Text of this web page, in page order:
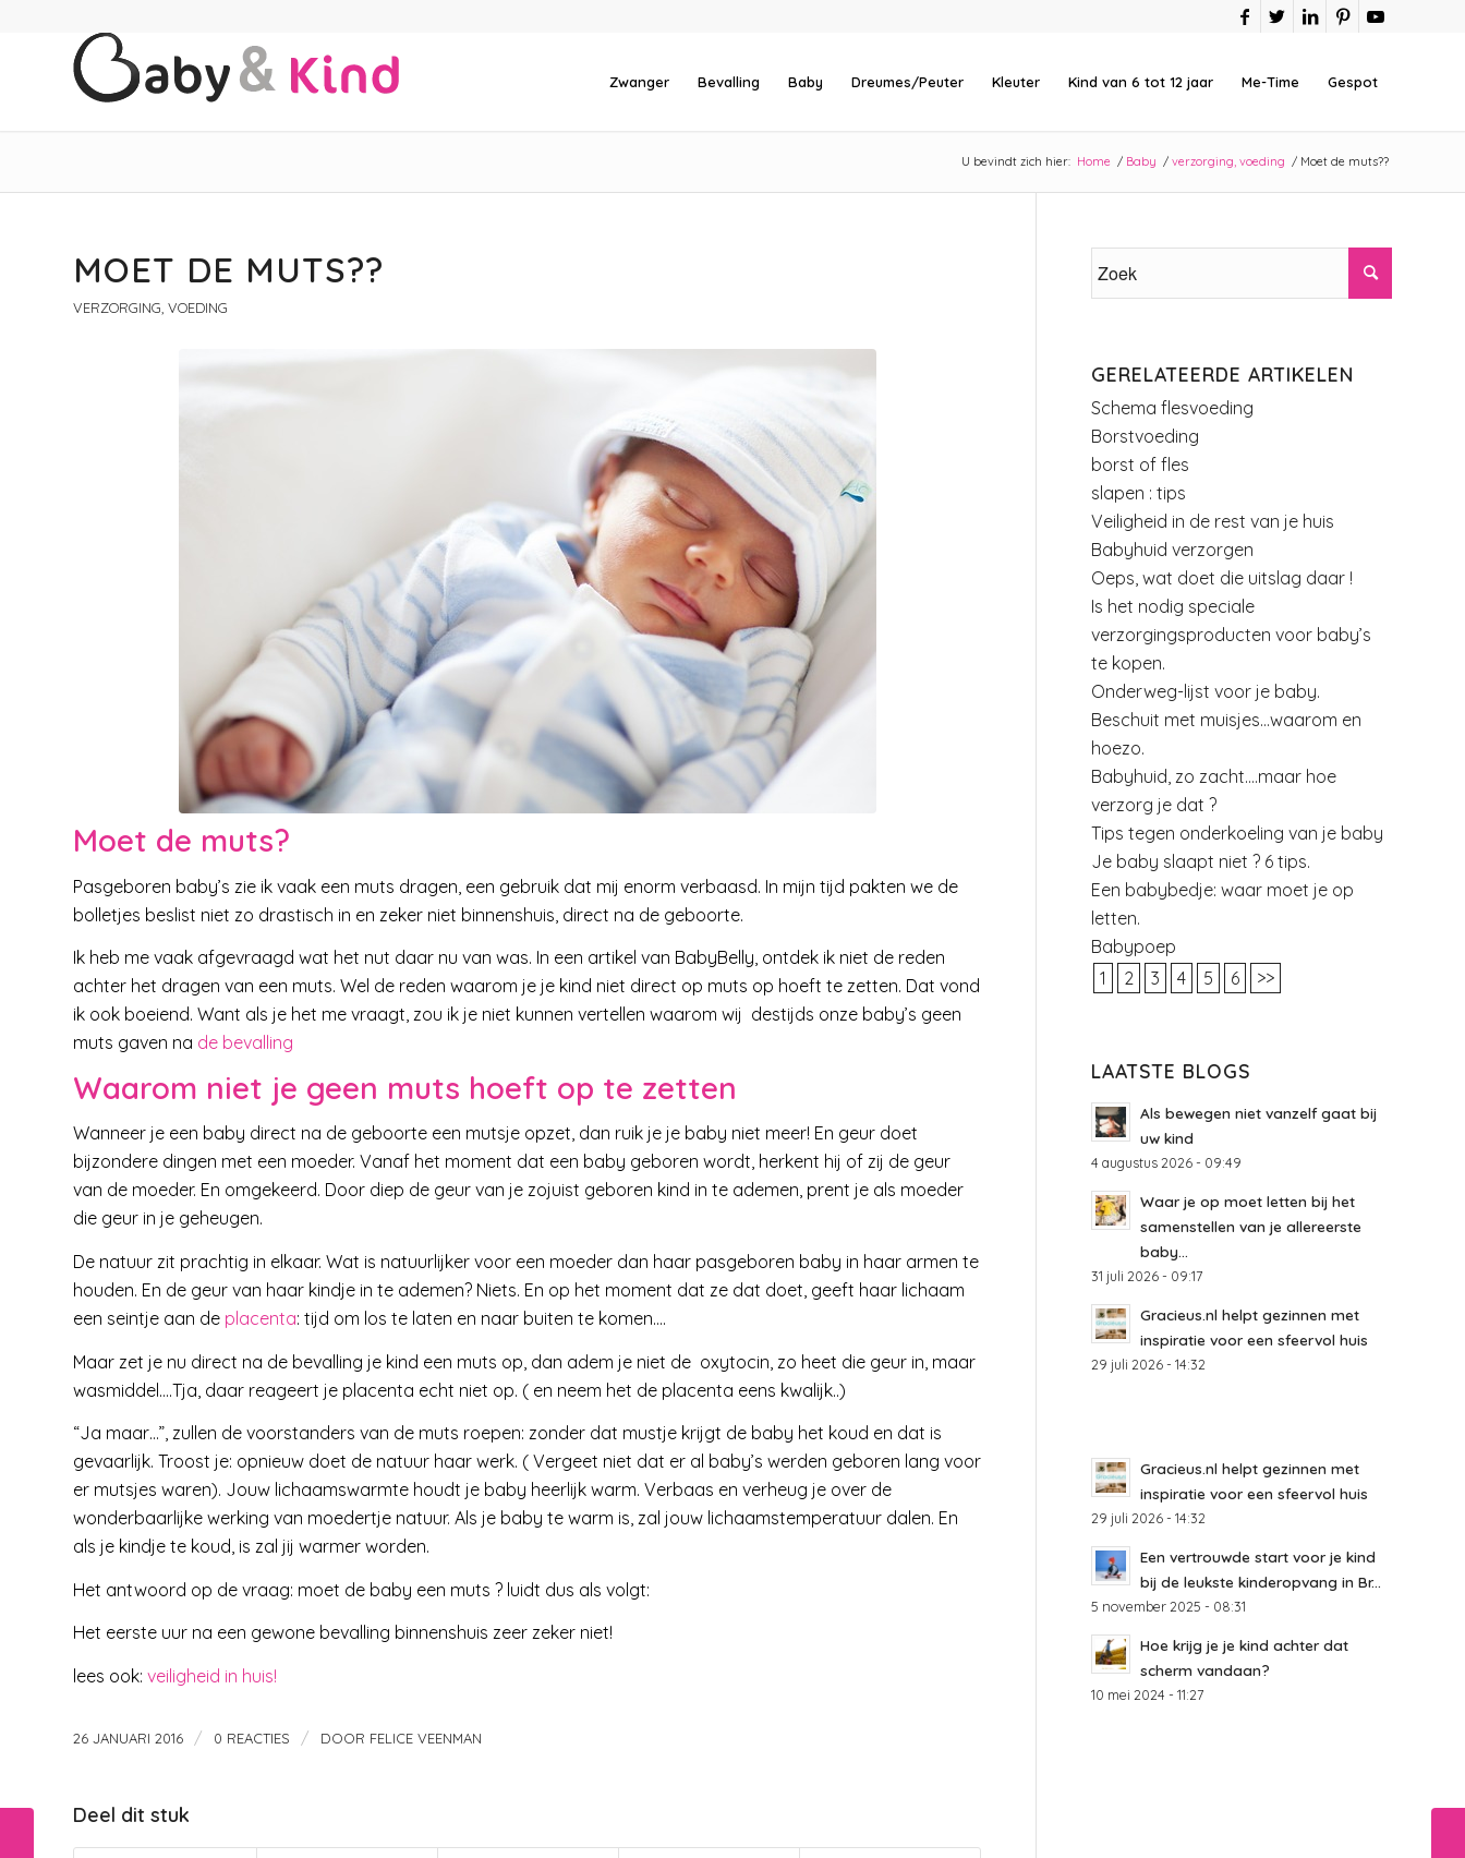
Zwanger Bevalling Baby Dreumes/Peuter Kleuter Kind van 6 tot 12 jaar Me-Time Gespot
U bevindt zich hier: Home / Baby / verzorging, voeding / Moet de muts??
MOET DE MUTS??
VERZORGING, VOEDING
Moet de muts?
Pasgeboren baby’s zie ik vaak een muts dragen, een gebruik dat mij enorm verbaasd. In mijn tijd pakten we de
bolletjes beslist niet zo drastisch in en zeker niet binnenshuis, direct na de geboorte.
Ik heb me vaak afgevraagd wat het nut daar nu van was. In een artikel van BabyBelly, ontdek ik niet de reden
achter het dragen van een muts. Wel de reden waarom je je kind niet direct op muts op hoeft te zetten. Dat vond
ik ook boeiend. Want als je het me vraagt, zou ik je niet kunnen vertellen waarom wij destijds onze baby’s geen
muts gaven na de bevalling
Waarom niet je geen muts hoeft op te zetten
Wanneer je een baby direct na de geboorte een mutsje opzet, dan ruik je je baby niet meer! En geur doet
bijzondere dingen met een moeder. Vanaf het moment dat een baby geboren wordt, herkent hij of zij de geur
van de moeder. En omgekeerd. Door diep de geur van je zojuist geboren kind in te ademen, prent je als moeder
die geur in je geheugen.
De natuur zit prachtig in elkaar. Wat is natuurlijker voor een moeder dan haar pasgeboren baby in haar armen te
houden. En de geur van haar kindje in te ademen? Niets. En op het moment dat ze dat doet, geeft haar lichaam
een seintje aan de placenta: tijd om los te laten en naar buiten te komen….
Maar zet je nu direct na de bevalling je kind een muts op, dan adem je niet de oxytocin, zo heet die geur in, maar
wasmiddel….Tja, daar reageert je placenta echt niet op. ( en neem het de placenta eens kwalijk..)
“Ja maar…”, zullen de voorstanders van de muts roepen: zonder dat mustje krijgt de baby het koud en dat is
gevaarlijk. Troost je: opnieuw doet de natuur haar werk. ( Vergeet niet dat er al baby’s werden geboren lang voor
er mutsjes waren). Jouw lichaamswarmte houdt je baby heerlijk warm. Verbaas en verheug je over de
wonderbaarlijke werking van moedertje natuur. Als je baby te warm is, zal jouw lichaamstemperatuur dalen. En
als je kindje te koud, is zal jij warmer worden.
Het antwoord op de vraag: moet de baby een muts ? luidt dus als volgt:
Het eerste uur na een gewone bevalling binnenshuis zeer zeker niet!
lees ook: veiligheid in huis!
26 JANUARI 2016 / 0 REACTIES / DOOR FELICE VEENMAN
Deel dit stuk
GERELATEERDE ARTIKELEN
Schema flesvoeding
Borstvoeding
borst of fles
slapen : tips
Veiligheid in de rest van je huis
Babyhuid verzorgen
Oeps, wat doet die uitslag daar !
Is het nodig speciale
verzorgingsproducten voor baby’s
te kopen.
Onderweg-lijst voor je baby.
Beschuit met muisjes…waarom en
hoezo.
Babyhuid, zo zacht….maar hoe
verzorg je dat ?
Tips tegen onderkoeling van je baby
Je baby slaapt niet ? 6 tips.
Een babybedje: waar moet je op
letten.
Babypoep
1
2 3 4 5 6 >>
LAATSTE BLOGS
Als bewegen niet vanzelf gaat bij
uw kind
4 augustus 2026 - 09:49
Waar je op moet letten bij het
samenstellen van je allereerste
baby...
31 juli 2026 - 09:17
Gracieus.nl helpt gezinnen met
inspiratie voor een sfeervol huis
29 juli 2026 - 14:32
Gracieus.nl helpt gezinnen met
inspiratie voor een sfeervol huis
29 juli 2026 - 14:32
Een vertrouwde start voor je kind
bij de leukste kinderopvang in Br...
5 november 2025 - 08:31
Hoe krijg je je kind achter dat
scherm vandaan?
10 mei 2024 - 11:27